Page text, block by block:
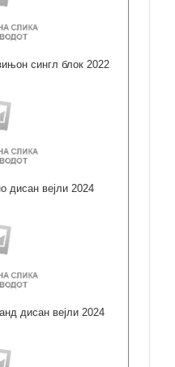
сингл блок 2022
дисан вејли 2024
дисан вејли 2024